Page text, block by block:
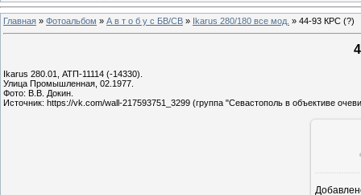
Главная » Фотоальбом » А в т о б у с БВ/СВ » Ikarus 280/180 все мод. » 44-93 КРС (?)
Ikarus 280.01, АТП-11114 (-14330).
Улица Промышленная, 02.1977.
Фото: В.В. Докин.
Источник: https://vk.com/wall-217593751_3299 (группа "Севастополь в объективе